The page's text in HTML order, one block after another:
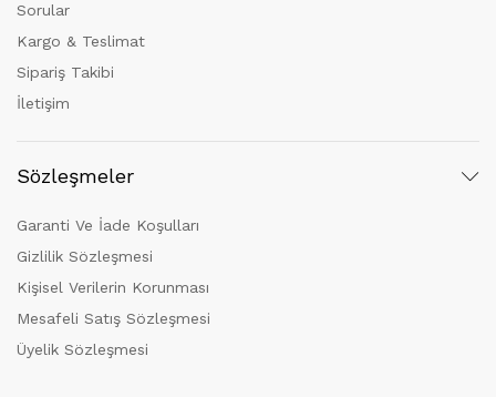
Sorular
Kargo & Teslimat
Sipariş Takibi
İletişim
Sözleşmeler
Garanti Ve İade Koşulları
Gizlilik Sözleşmesi
Kişisel Verilerin Korunması
Mesafeli Satış Sözleşmesi
Üyelik Sözleşmesi